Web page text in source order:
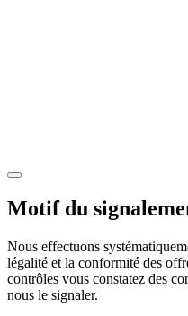
Motif du
Nous effectuons
légalité et la conformité des
contrôles vous constatez des
nous le signaler.